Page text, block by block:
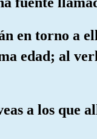
en torno a
edad; al
a los que